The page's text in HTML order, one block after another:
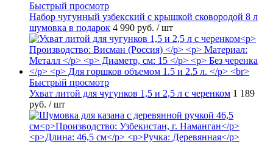
Быстрый просмотр
Набор чугунный узбекский с крышкой сковородой 8 л
шумовка в подарок 4 990 руб. / шт
Быстрый просмотр
Ухват литой для чугунков 1,5 и 2,5 л с черенком 1 189
руб. / шт